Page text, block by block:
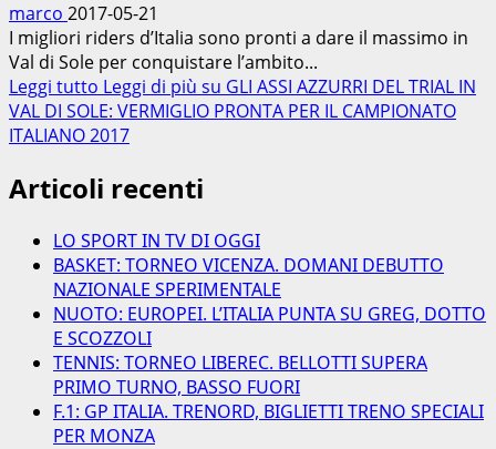
marco 2017-05-21
I migliori riders d’Italia sono pronti a dare il massimo in
Val di Sole per conquistare l’ambito...
Leggi tutto Leggi di più su GLI ASSI AZZURRI DEL TRIAL IN
VAL DI SOLE: VERMIGLIO PRONTA PER IL CAMPIONATO
ITALIANO 2017
Articoli recenti
LO SPORT IN TV DI OGGI
BASKET: TORNEO VICENZA. DOMANI DEBUTTO
NAZIONALE SPERIMENTALE
NUOTO: EUROPEI. L’ITALIA PUNTA SU GREG, DOTTO
E SCOZZOLI
TENNIS: TORNEO LIBEREC. BELLOTTI SUPERA
PRIMO TURNO, BASSO FUORI
F.1: GP ITALIA. TRENORD, BIGLIETTI TRENO SPECIALI
PER MONZA